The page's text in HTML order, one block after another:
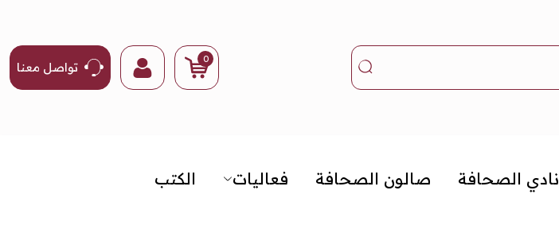
0
تواصل معنا
نادي الصحافة صالون الصحافة فعاليات الكتب